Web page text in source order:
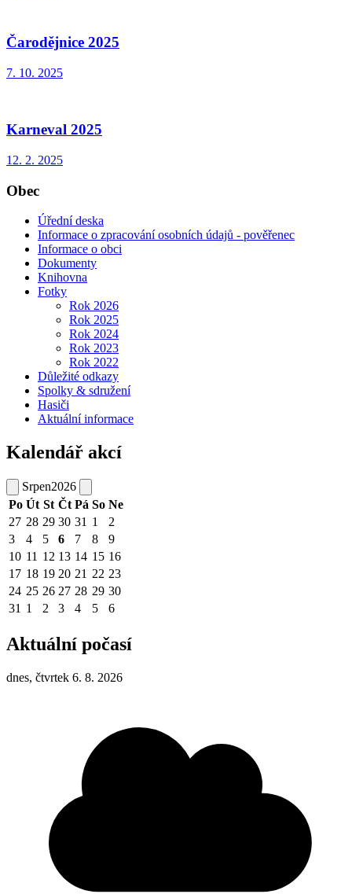
Čarodějnice 2025
7. 10. 2025
Karneval 2025
12. 2. 2025
Obec
Úřední deska
Informace o zpracování osobních údajů - pověřenec
Informace o obci
Dokumenty
Knihovna
Fotky
Rok 2026
Rok 2025
Rok 2024
Rok 2023
Rok 2022
Důležité odkazy
Spolky & sdružení
Hasiči
Aktuální informace
Kalendář akcí
Srpen2026
Po Út St Čt Pá So Ne
27 28 29 30 31 1
2
3
4 5 6 7 8
9
10 11 12 13 14 15 16
17 18 19 20 21 22 23
24 25 26 27 28 29 30
31 1 2 3 4 5 6
Aktuální počasí
dnes, čtvrtek 6. 8. 2026